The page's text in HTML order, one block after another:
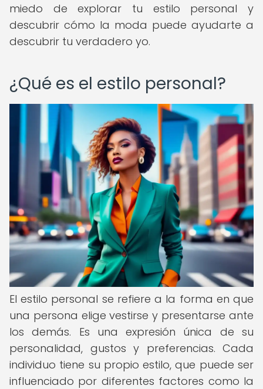
miedo de explorar tu estilo personal y
descubrir cómo la moda puede ayudarte a
descubrir tu verdadero yo.
¿Qué es el estilo personal?
El estilo personal se refiere a la forma en que
una persona elige vestirse y presentarse ante
los demás. Es una expresión única de su
personalidad, gustos y preferencias. Cada
individuo tiene su propio estilo, que puede ser
influenciado por diferentes factores como la